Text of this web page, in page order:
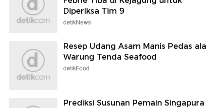
Diperiksa Tim 9
detikNews
Resep Udang Asam Manis Pedas ala
Warung Tenda Seafood
detikFood
Prediksi Susunan Pemain Singapura